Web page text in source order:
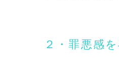
２・罪悪感